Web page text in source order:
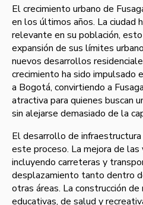
El crecimiento urbano de
en los últimos años. La ciudad
relevante en su población,
expansión de sus límites
nuevos desarrollos
crecimiento ha sido impulsado
a Bogotá, convirtiendo a
atractiva para quienes buscan
sin alejarse demasiado de la
El desarrollo de infraestructura
este proceso. La mejora de las
incluyendo carreteras y
desplazamiento tanto dentro
otras áreas. La construcción
educativas, de salud y